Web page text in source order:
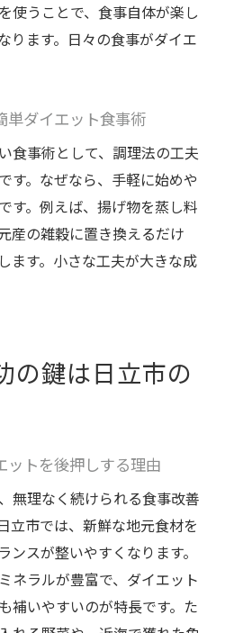
食事改善の秘訣を解説
足できる食事の選び方
ぐ日々の食事意識とは
持できる食生活の工夫
で理想の体へ近づく
的な食事と運動の組み合
と食事改善のバランス術
連携で効率的なダイエッ
イエットで健康的に痩せ
ダイエットの始め方
るダイエット食事改善の
食事管理で続くダイエッ
使うことで、食事自体が楽し
ります。日々の食事がダイエ
単ダイエット食事術
食事術として、調理法の工夫
す。なぜなら、手軽に始めや
す。例えば、揚げ物を蒸し料
産の雑穀に置き換えるだけ
ます。小さな工夫が大きな成
の鍵は日立市の
ットを後押しする理由
無理なく続けられる食事改善
立市では、新鮮な地元食材を
スが整いやすくなります。
ネラルが豊富で、ダイエット
補いやすいのが特長です。た